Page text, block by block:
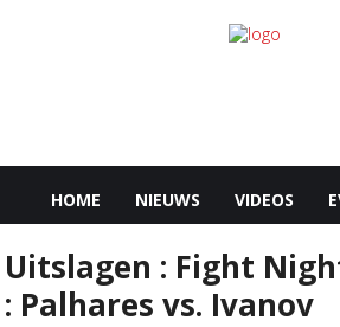
HOME NIEUWS VIDEOS
Uitslagen : Fight
: Palhares vs. Ivanov